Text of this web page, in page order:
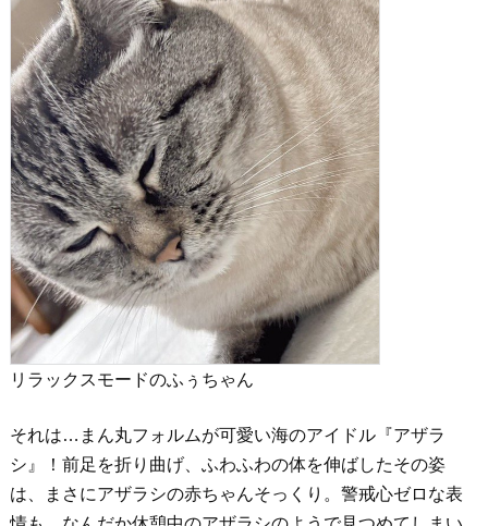
リラックスモードのふぅちゃん
それは…まん丸フォルムが可愛い海のアイドル『アザラ
シ』！前足を折り曲げ、ふわふわの体を伸ばしたその姿
は、まさにアザラシの赤ちゃんそっくり。警戒心ゼロな表